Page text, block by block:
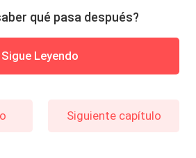
qué pasa después?
Sigue Leyendo
Siguiente capítulo